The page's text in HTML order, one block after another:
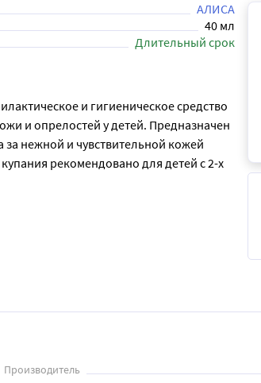
АЛИСА
40 мл
Длительный срок
и гигиеническое средство
и опрелостей у детей. Предназначен
за нежной и чувствительной кожей
рекомендовано для детей с 2-х
Производитель